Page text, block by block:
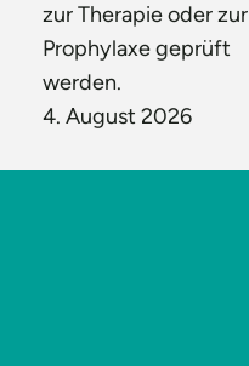
zur Therapie oder zur
Prophylaxe geprüft
werden.
4. August 2026